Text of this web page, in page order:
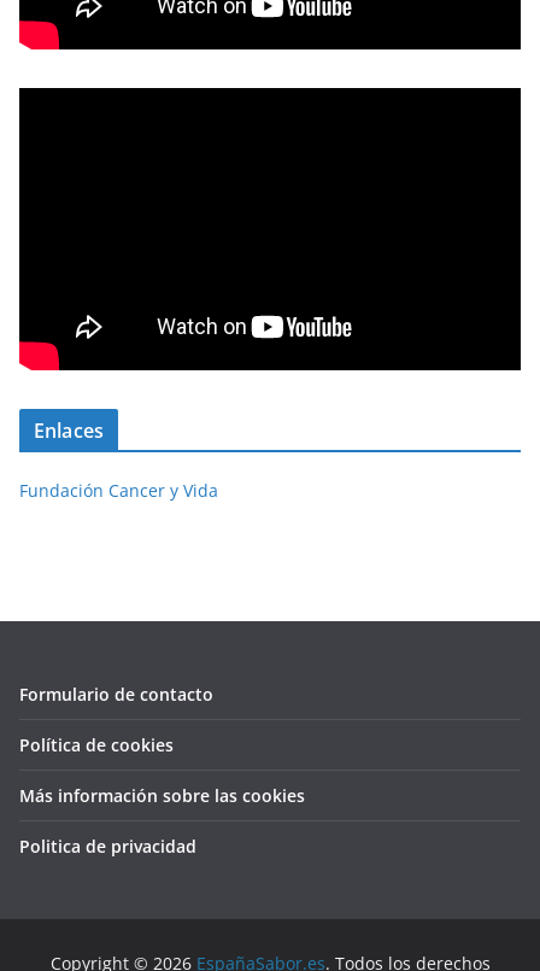
Enlaces
Fundación Cancer y Vida
Formulario de contacto
Política de cookies
Más información sobre las cookies
Politica de privacidad
Copyright © 2026 EspañaSabor.es. Todos los derechos